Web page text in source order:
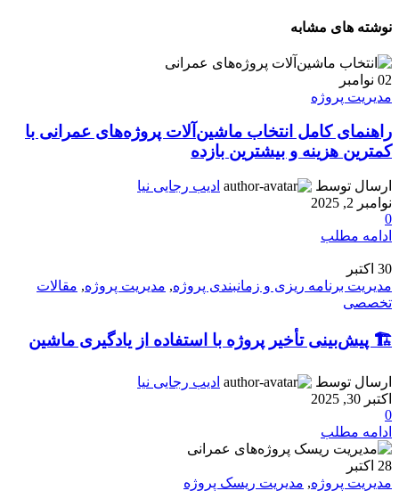
نوشته های مشابه
02 نوامبر
مدیریت پروژه
راهنمای کامل انتخاب ماشین‌آلات پروژه‌های عمرانی با
کمترین هزینه و بیشترین بازده
ارسال توسط
ادیب رجایی نیا
نوامبر 2, 2025
0
ادامه مطلب
30 اکتبر
مدیریت برنامه ریزی و زمانبندی پروژه, مدیریت پروژه, مقالات
تخصصی
🏗️ پیش‌بینی تأخیر پروژه با استفاده از یادگیری ماشین
ارسال توسط
ادیب رجایی نیا
اکتبر 30, 2025
0
ادامه مطلب
28 اکتبر
مدیریت پروژه, مدیریت ریسک پروژه